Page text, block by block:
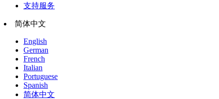
支持服务
简体中文
English
German
French
Italian
Portuguese
Spanish
简体中文